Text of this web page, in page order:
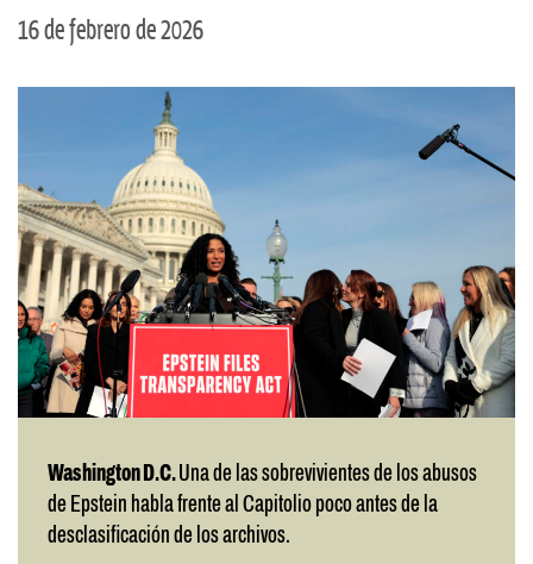
16 de febrero de 2026
Washington D.C.Una de las sobrevivientes de los abusos
de Epstein habla frente al Capitolio poco antes de la
desclasificación de los archivos.